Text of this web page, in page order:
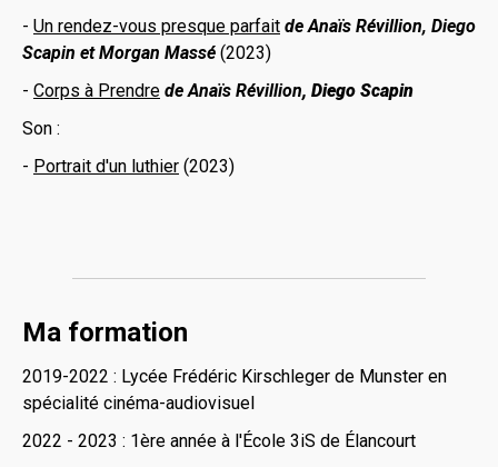
- Un rendez-vous presque parfait de Anaïs Révillion, Diego
Scapin et Morgan Massé (2023)
- Corps à Prendre de Anaïs Révillion, Diego Scapin
Son :
- Portrait d'un luthier (2023)
Ma formation
2019-2022 : Lycée Frédéric Kirschleger de Munster en
spécialité cinéma-audiovisuel
2022 - 2023 : 1ère année à l'École 3iS de Élancourt